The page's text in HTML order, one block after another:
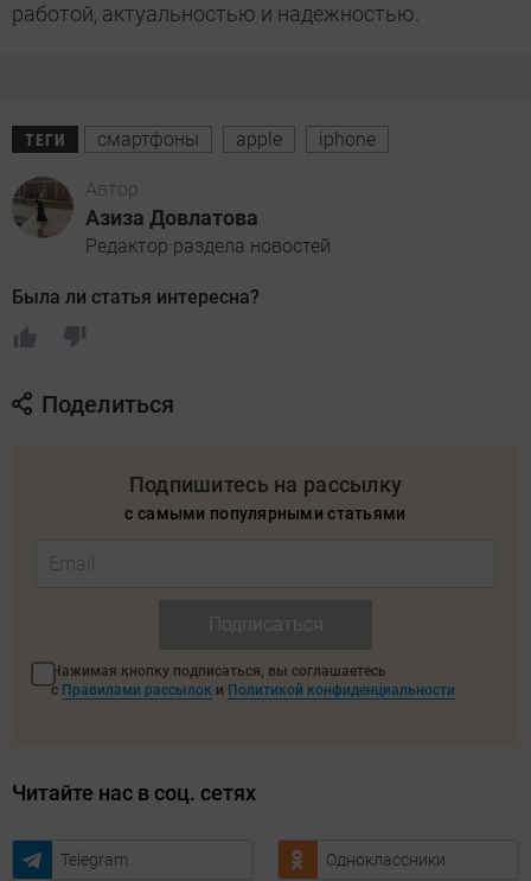
работой, актуальностью и надежностью.
ТЕГИ смартфоны apple iphone
Автор
Азиза Довлатова
Редактор раздела новостей
Была ли статья интересна?
Поделиться
Подпишитесь на рассылку
с самыми популярными статьями
Нажимая кнопку подписаться, вы соглашаетесь
с Правилами рассылок и Политикой конфиденциальности
Читайте нас в соц. сетях
Telegram Одноклассники